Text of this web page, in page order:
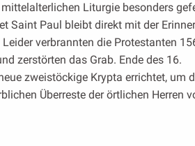
Liturgie besonders
Saint Paul bleibt direkt mit der
verbrannten die Protestanten
zerstörten das Grab. Ende des 16.
zweistöckige Krypta errichtet, um
Überreste der örtlichen Herren